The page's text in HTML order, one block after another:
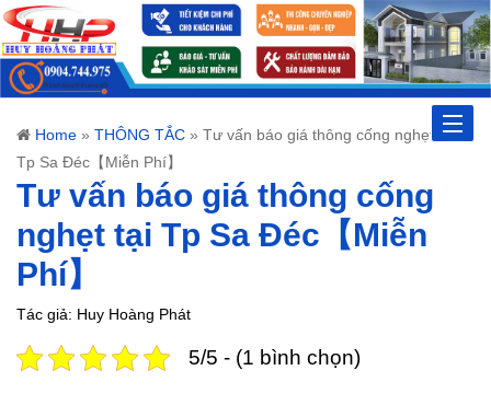
Toggle
Home » THÔNG TẮC » Tư vấn báo giá thông cống nghẹt tại
Tp Sa Đéc【Miễn Phí】
Tư vấn báo giá thông cống
nghẹt tại Tp Sa Đéc【Miễn
Phí】
Tác giả: Huy Hoàng Phát
5/5 - (1 bình chọn)